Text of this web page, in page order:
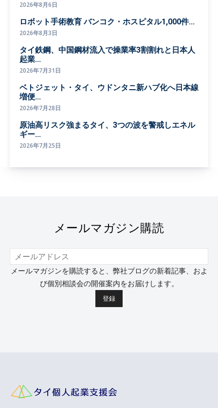
2026年8月6日
ロボット手術教育 バンコク・ホスピタル1,000件...
2026年8月3日
タイ鉄鋼、中国鋼材流入で操業率3割割れと日本人
起業...
2026年7月31日
ベトジェット・タイ、ウドンタニ新ハブ化へ日本線
増便...
2026年7月28日
原油高リスク強まるタイ、3つの波を警戒しエネル
ギー...
2026年7月25日
メールマガジン購読
メールマガジンを購読すると、弊社ブログの新着記事、およ
び個別相談会の開催案内をお届けします。